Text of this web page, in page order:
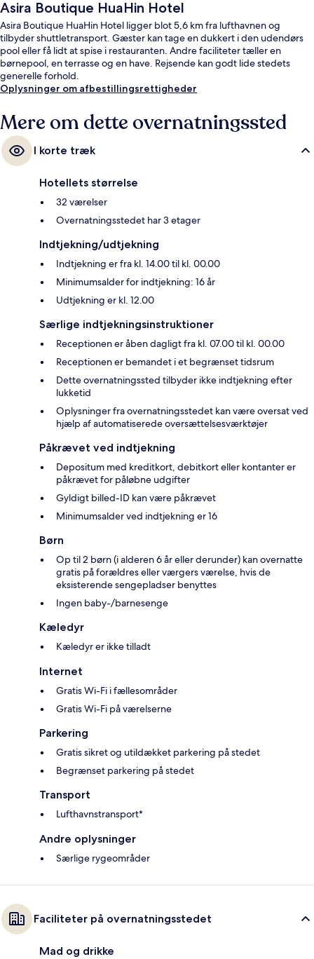
Asira Boutique HuaHin Hotel
Asira Boutique HuaHin Hotel ligger blot 5,6 km fra lufthavnen og
tilbyder shuttletransport. Gæster kan tage en dukkert i den udendørs
pool eller få lidt at spise i restauranten. Andre faciliteter tæller en
børnepool, en terrasse og en have. Rejsende kan godt lide stedets
generelle forhold.
Oplysninger om afbestillingsrettigheder
Mere om dette overnatningssted
I korte træk
Hotellets størrelse
32 værelser
Overnatningsstedet har 3 etager
Indtjekning/udtjekning
Indtjekning er fra kl. 14.00 til kl. 00.00
Minimumsalder for indtjekning: 16 år
Udtjekning er kl. 12.00
Særlige indtjekningsinstruktioner
Receptionen er åben dagligt fra kl. 07.00 til kl. 00.00
Receptionen er bemandet i et begrænset tidsrum
Dette overnatningssted tilbyder ikke indtjekning efter
lukketid
Oplysninger fra overnatningsstedet kan være oversat ved
hjælp af automatiserede oversættelsesværktøjer
Påkrævet ved indtjekning
Depositum med kreditkort, debitkort eller kontanter er
påkrævet for påløbne udgifter
Gyldigt billed-ID kan være påkrævet
Minimumsalder ved indtjekning er 16
Børn
Op til 2 børn (i alderen 6 år eller derunder) kan overnatte
gratis på forældres eller værgers værelse, hvis de
eksisterende sengepladser benyttes
Ingen baby-/barnesenge
Kæledyr
Kæledyr er ikke tilladt
Internet
Gratis Wi-Fi i fællesområder
Gratis Wi-Fi på værelserne
Parkering
Gratis sikret og utildækket parkering på stedet
Begrænset parkering på stedet
Transport
Lufthavnstransport*
Andre oplysninger
Særlige rygeområder
Faciliteter på overnatningsstedet
Mad og drikke